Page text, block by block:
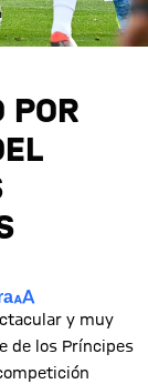
POR
y muy
de los Príncipes